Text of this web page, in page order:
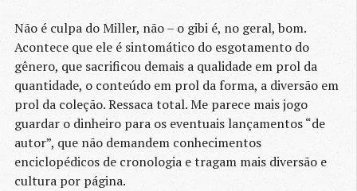
Não é culpa do Miller, não – o gibi é, no geral, bom.
Acontece que ele é sintomático do esgotamento do
gênero, que sacrificou demais a qualidade em prol da
quantidade, o conteúdo em prol da forma, a diversão em
prol da coleção. Ressaca total. Me parece mais jogo
guardar o dinheiro para os eventuais lançamentos “de
autor”, que não demandem conhecimentos
enciclopédicos de cronologia e tragam mais diversão e
cultura por página.